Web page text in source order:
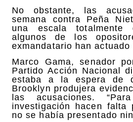
No obstante, las
semana contra Peña
una escala totalmente
algunos de los
exmandatario han actuado
Marco Gama, senador
Partido Acción Nacional
estaba a la espera de
Brooklyn produjera
las acusaciones.
investigación hacen falta
no se había presentado